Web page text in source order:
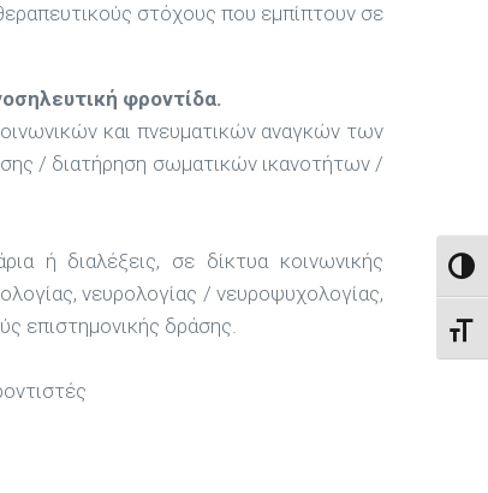
στόχους που εμπίπτουν σε
φροντίδα.
και πνευματικών αναγκών των
/ διατήρηση σωματικών ικανοτήτων /
ή διαλέξεις, σε δίκτυα κοινωνικής
νευρολογίας / νευροψυχολογίας,
επιστημονικής δράσης.